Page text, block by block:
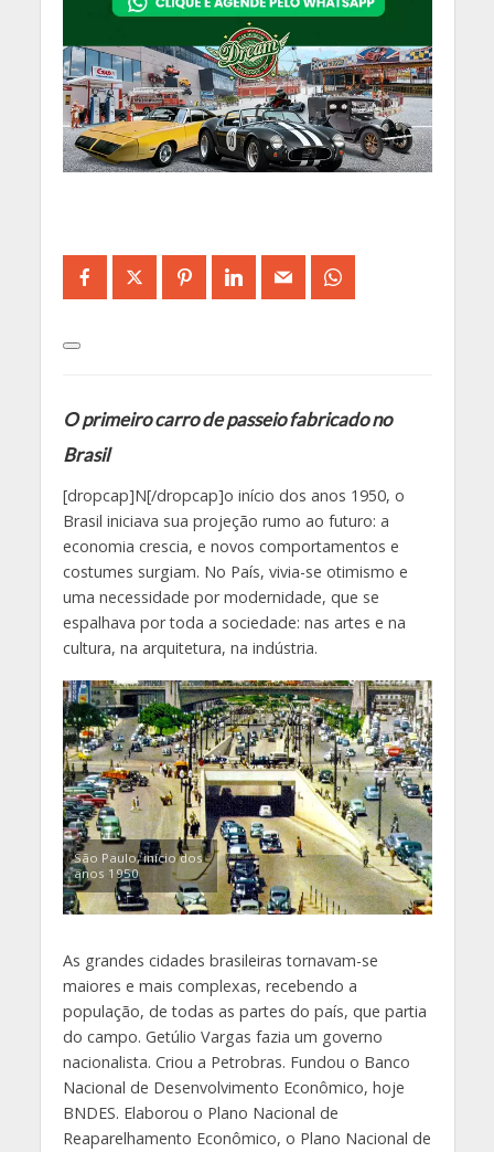
O primeiro carro de passeio fabricado no
Brasil
[dropcap]N[/dropcap]o início dos anos 1950, o
Brasil iniciava sua projeção rumo ao futuro: a
economia crescia, e novos comportamentos e
costumes surgiam. No País, vivia-se otimismo e
uma necessidade por modernidade, que se
espalhava por toda a sociedade: nas artes e na
cultura, na arquitetura, na indústria.
São Paulo, início dos
anos 1950
As grandes cidades brasileiras tornavam-se
maiores e mais complexas, recebendo a
população, de todas as partes do país, que partia
do campo. Getúlio Vargas fazia um governo
nacionalista. Criou a Petrobras. Fundou o Banco
Nacional de Desenvolvimento Econômico, hoje
BNDES. Elaborou o Plano Nacional de
Reaparelhamento Econômico, o Plano Nacional de